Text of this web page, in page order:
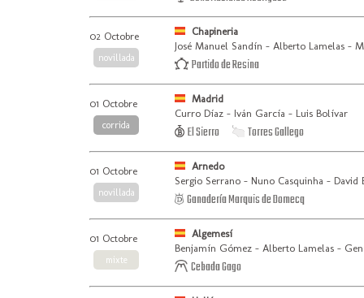
02 Octobre
novillada
Chapineria
José Manuel Sandín - Alberto Lamelas -
Partido de Resina
01 Octobre
corrida
Madrid
Curro Díaz - Iván García - Luis Bolívar
El Sierro Torres Gallego
01 Octobre
novillada
Arnedo
Sergio Serrano - Nuno Casquinha - David
Ganadería Marquis de Domecq
01 Octobre
mixte
Algemesí
Benjamín Gómez - Alberto Lamelas -
Cebada Gago